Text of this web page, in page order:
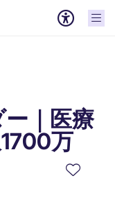
｜医療
万